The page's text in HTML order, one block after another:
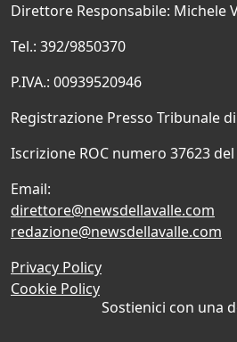
Direttore Responsabile: Michele
Tel.: 392/9850370
P.IVA.: 00939520946
Registrazione Presso Tribunale
Iscrizione ROC numero 37623 del
Email:
direttore@newsdellavalle.com
redazione@newsdellavalle.com
Privacy Policy
Cookie Policy
Sostienici con una